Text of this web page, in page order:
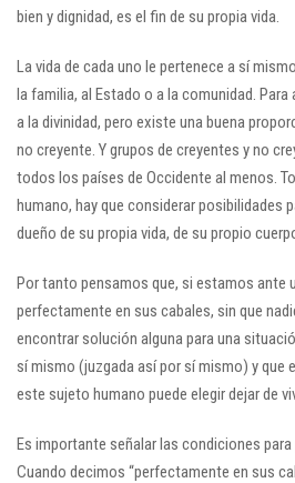
bien y dignidad, es el fin de su propia vida.
La vida de cada uno le pertenece a sí
la familia, al Estado o a la comunidad.
a la divinidad, pero existe una buena
no creyente. Y grupos de creyentes y no
todos los países de Occidente al menos.
humano, hay que considerar posibilidades
dueño de su propia vida, de su propio
Por tanto pensamos que, si estamos ante
perfectamente en sus cabales, sin que
encontrar solución alguna para una
sí mismo (juzgada así por sí mismo) y que
este sujeto humano puede elegir dejar de
Es importante señalar las condiciones
Cuando decimos “perfectamente en sus